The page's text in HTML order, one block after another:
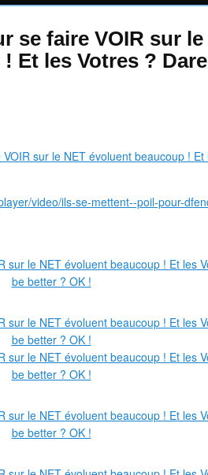
se faire VOIR sur le
Et les Votres ?
video/ils-se-mettent--poil-pour-